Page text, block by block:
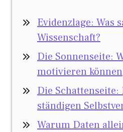
Evidenzlage: Was
Wissenschaft?
Die Sonnenseite:
motivieren können
Die Schattenseite:
ständigen
Warum Daten